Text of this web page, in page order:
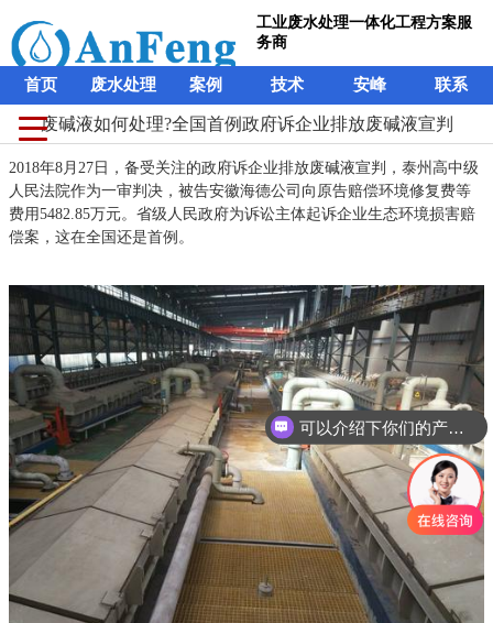
工业废水处理一体化工程方案服
务商
首页 废水处理 案例 技术 安峰 联系
废碱液如何处理?全国首例政府诉企业排放废碱液宣判
2018年8月27日，备受关注的政府诉企业排放废碱液宣判，泰州高中级
人民法院作为一审判决，被告安徽海德公司向原告赔偿环境修复费等
费用5482.85万元。省级人民政府为诉讼主体起诉企业生态环境损害赔
偿案，这在全国还是首例。
可以介绍下你们的产品么？